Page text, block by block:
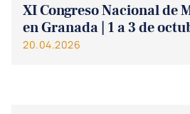
XI Congreso Nacional de
en Granada | 1 a 3 de
20.04.2026